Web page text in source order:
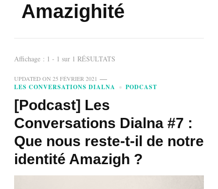
Amazighité
Affichage : 1 - 1 sur 1 RÉSULTATS
UPDATED ON 25 FÉVRIER 2021
LES CONVERSATIONS DIALNA PODCAST
[Podcast] Les
Conversations Dialna #7 :
Que nous reste-t-il de notre
identité Amazigh ?